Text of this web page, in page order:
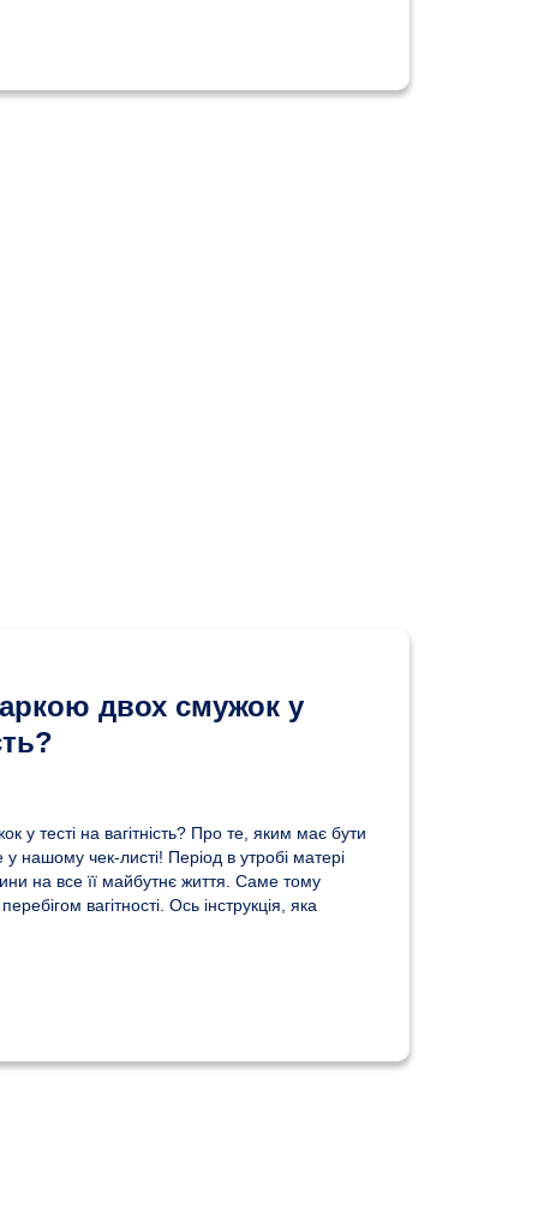
двох смужок у
у тесті на вагітність? Про те, яким має бути
нашому чек-листі! Період в утробі матері
на все її майбутнє життя. Саме тому
вагітності. Ось інструкція, яка